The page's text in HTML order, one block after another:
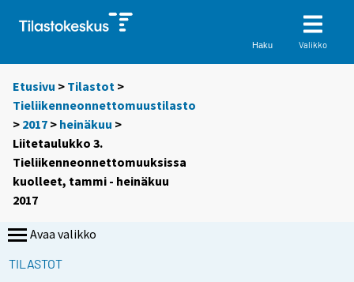
Haku Valikko
Etusivu > Tilastot >
Tieliikenneonnettomuustilasto
> 2017 > heinäkuu >
Liitetaulukko 3.
Tieliikenneonnettomuuksissa
kuolleet, tammi - heinäkuu
2017
Avaa valikko
TILASTOT